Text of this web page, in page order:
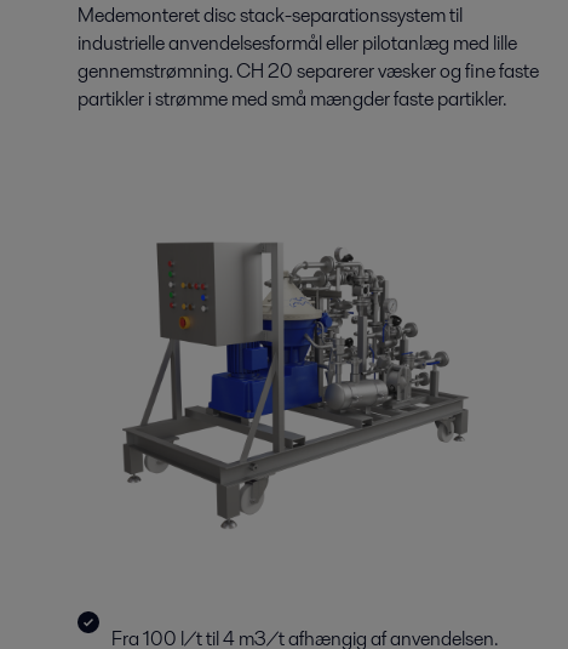
Medemonteret disc stack-separationssystem til
industrielle anvendelsesformål eller pilotanlæg med lille
gennemstrømning. CH 20 separerer væsker og fine faste
partikler i strømme med små mængder faste partikler.
Fra 100 l/t til 4 m3/t afhængig af anvendelsen.